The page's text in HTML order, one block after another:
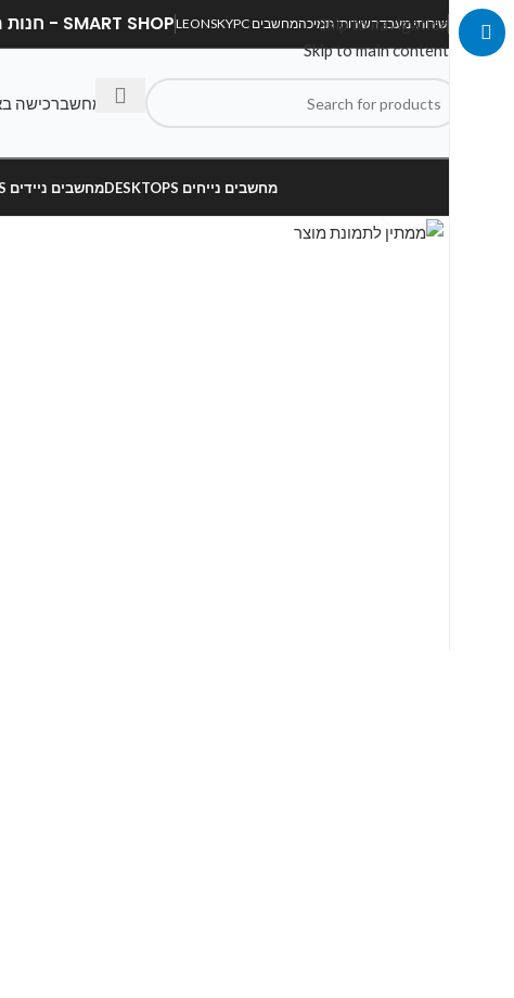
Skip to navigation
Skip to main content
שירותי מעבדהשירותי תמיכהמחשבים LEONSKYPC SMART SHOP - חנות מחשבים, לפטופים וציוד הקפי
בנה מחשברכישה
מחשבים נייחים DESKTOPS מחשבים ניידים LAPTOPS